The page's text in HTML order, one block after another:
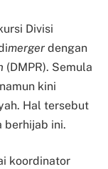
Divisi
merger dengan
(DMPR). Semula
kini
Hal tersebut
berhijab ini.
koordinator